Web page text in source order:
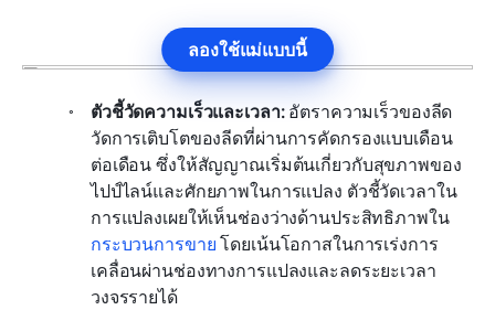
ลองใช้แม่แบบนี้
ตัวชี้วัดความเร็วและเวลา: อัตราความเร็วของลีด
วัดการเติบโตของลีดที่ผ่านการคัดกรองแบบเดือน
ต่อเดือน ซึ่งให้สัญญาณเริ่มต้นเกี่ยวกับสุขภาพของ
ไปป์ไลน์และศักยภาพในการแปลง ตัวชี้วัดเวลาใน
การแปลงเผยให้เห็นช่องว่างด้านประสิทธิภาพใน
กระบวนการขาย โดยเน้นโอกาสในการเร่งการ
เคลื่อนผ่านช่องทางการแปลงและลดระยะเวลา
วงจรรายได้